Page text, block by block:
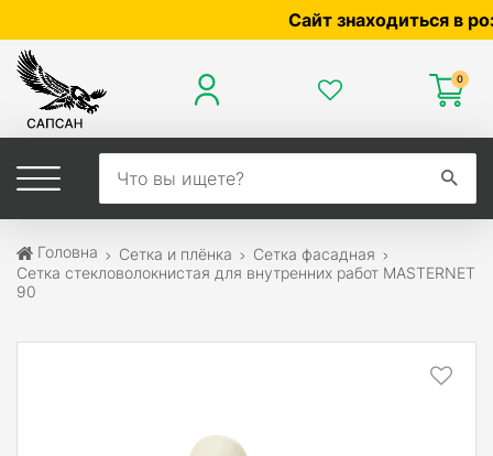
Сайт знаходиться в
0
Головна Сетка и плёнка
Сетка фасадная
Сетка стекловолокнистая для внутренних работ MASTERNET
90